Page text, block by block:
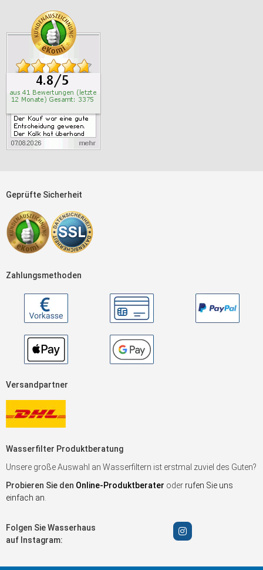
Geprüfte Sicherheit
Zahlungsmethoden
Versandpartner
Wasserfilter Produktberatung
Unsere große Auswahl an Wasserfiltern ist erstmal zuviel des Guten?
Probieren Sie den Online-Produktberater oder rufen Sie uns
einfach an
Folgen Sie Wasserhaus
auf Instagram: